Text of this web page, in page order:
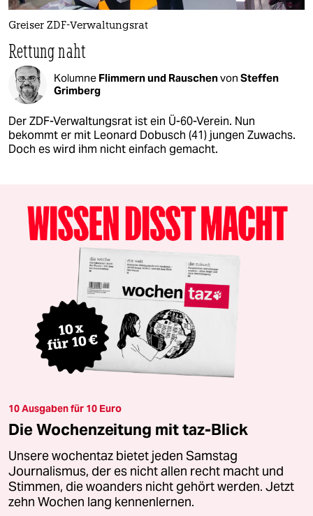
Greiser ZDF-Verwaltungsrat
Rettung naht
Kolumne Flimmern und Rauschenvon Steffen
Grimberg
Der ZDF-Verwaltungsrat ist ein Ü-60-Verein. Nun
bekommt er mit Leonard Dobusch (41) jungen Zuwachs.
Doch es wird ihm nicht einfach gemacht.
10 Ausgaben für 10 Euro
Die Wochenzeitung mit taz-Blick
Unsere wochentaz bietet jeden Samstag
Journalismus, der es nicht allen recht macht und
Stimmen, die woanders nicht gehört werden. Jetzt
zehn Wochen lang kennenlernen.